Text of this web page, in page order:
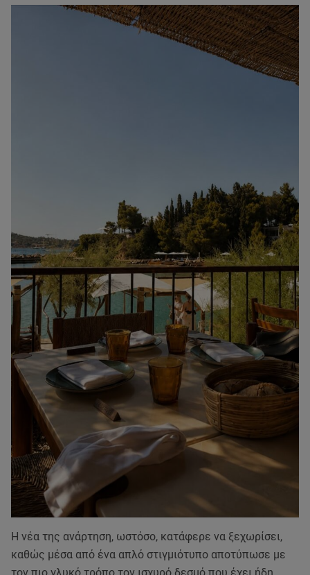
Η νέα της ανάρτηση, ωστόσο, κατάφερε να ξεχωρίσει,
καθώς μέσα από ένα απλό στιγμιότυπο αποτύπωσε με